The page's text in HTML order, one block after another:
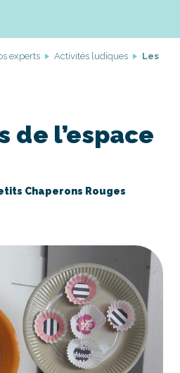
experts Activités ludiques
Les
de l’espace
Chaperons Rouges